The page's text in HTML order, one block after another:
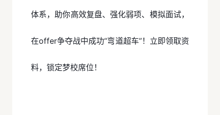
体系，助你高效复盘、强化弱项、模拟面试，
在offer争夺战中成功“弯道超车”！立即领取资
料，锁定梦校席位！